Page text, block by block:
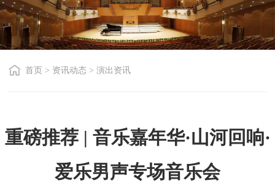
首页 > 资讯动态 >演出资讯
重磅推荐 | 音乐嘉年华·山河回响·
爱乐男声专场音乐会